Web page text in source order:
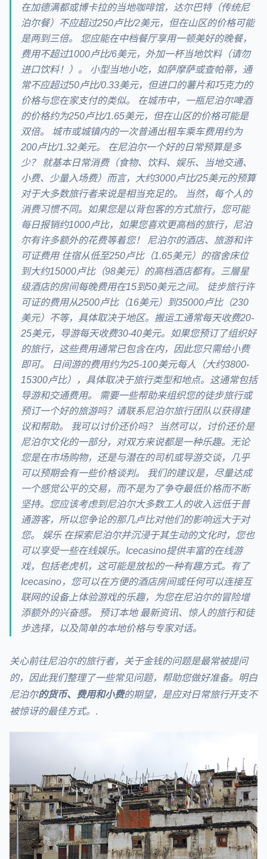
在加德满都或博卡拉的当地咖啡馆，达尔巴特（传统尼
泊尔餐）不应超过250卢比/2美元，但在山区的价格可能
是两到三倍。 您应能在中档餐厅享用一顿美好的晚餐，
费用不超过1000卢比/6美元，外加一杯当地饮料（请勿
进口饮料！）。 小型当地小吃，如萨摩萨或查帕蒂，通
常不应超过50卢比/0.33美元，但进口的薯片和巧克力的
价格与您在家支付的类似。 在城市中，一瓶尼泊尔啤酒
的价格约为250卢比/1.65美元，但在山区的价格可能是
双倍。 城市或城镇内的一次普通出租车乘车费用约为
200卢比/1.32美元。 在尼泊尔一个好的日常预算是多
少？ 就基本日常消费（食物、饮料、娱乐、当地交通、
小费、少量入场费）而言，大约3000卢比/25美元的预算
对于大多数旅行者来说是相当充足的。 当然，每个人的
消费习惯不同。如果您是以背包客的方式旅行，您可能
每日报销约1000卢比，如果您喜欢更高档的旅行，尼泊
尔有许多额外的花费等着您！ 尼泊尔的酒店、旅游和许
可证费用 住宿从低至250卢比（1.65美元）的宿舍床位
到大约15000卢比（98美元）的高档酒店都有。三層星
级酒店的房间每晚费用在15到50美元之间。 徒步旅行许
可证的费用从2500卢比（16美元）到35000卢比（230
美元）不等，具体取决于地区。搬运工通常每天收费20-
25美元，导游每天收费30-40美元。如果您预订了组织好
的旅行，这些费用通常已包含在内，因此您只需给小费
即可。 日间游的费用约为25-100美元每人（大约3800-
15300卢比），具体取决于旅行类型和地点。这通常包括
导游和交通费用。 需要一些帮助来组织您的徒步旅行或
预订一个好的旅游吗？请联系尼泊尔旅行团队以获得建
议和帮助。 我可以讨价还价吗？ 当然可以，讨价还价是
尼泊尔文化的一部分，对双方来说都是一种乐趣。无论
您是在市场购物，还是与潜在的司机或导游交谈，几乎
可以预期会有一些价格谈判。 我们的建议是，尽量达成
一个感觉公平的交易，而不是为了争夺最低价格而不断
坚持。您应该考虑到尼泊尔大多数工人的收入远低于普
通游客，所以您争论的那几卢比对他们的影响远大于对
您。 娱乐 在探索尼泊尔并沉浸于其生动的文化时，您也
可以享受一些在线娱乐。Icecasino提供丰富的在线游
戏，包括老虎机，这可能是放松的一种有趣方式。有了
Icecasino，您可以在方便的酒店房间或任何可以连接互
联网的设备上体验游戏的乐趣，为您在尼泊尔的冒险增
添额外的兴奋感。 预订本地 最新资讯、惊人的旅行和徒
步选择，以及简单的本地价格与专家对话。
关心前往尼泊尔的旅行者，关于金钱的问题是最常被提问
的，因此我们整理了一些常见问题，帮助您做好准备。明白
尼泊尔的货币、费用和小费的期望，是应对日常旅行开支不
被惊讶的最佳方式。 .